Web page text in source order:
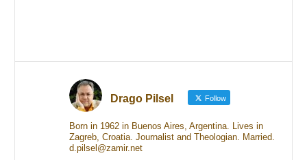
Drago Pilsel Follow
Born in 1962 in Buenos Aires, Argentina. Lives in
Zagreb, Croatia. Journalist and Theologian. Married.
d.pilsel@zamir.net